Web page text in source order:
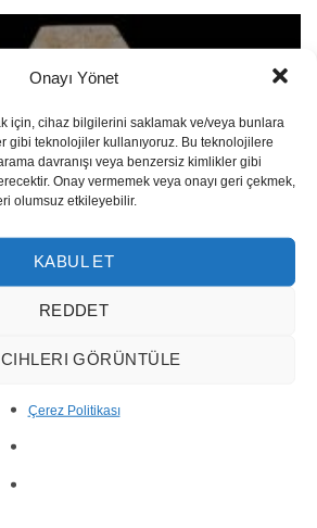
Onayı Yönet
için, cihaz bilgilerini saklamak ve/veya bunlara
gibi teknolojiler kullanıyoruz. Bu teknolojilere
davranışı veya benzersiz kimlikler gibi
Onay vermemek veya onayı geri çekmek,
olumsuz etkileyebilir.
KABUL ET
REDDET
GÖRÜNTÜLE
Çerez Politikası
2